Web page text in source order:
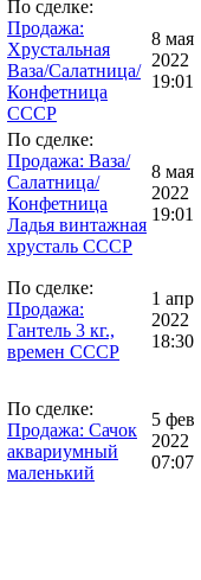
По сделке:
Продажа:
Хрустальная
Ваза/Салатница/
Конфетница
СССР
8 мая
2022
19:01
По сделке:
Продажа: Ваза/
Салатница/
Конфетница
Ладья винтажная
хрусталь СССР
8 мая
2022
19:01
По сделке:
Продажа:
Гантель 3 кг.,
времен СССР
1 апр
2022
18:30
По сделке:
Продажа: Сачок
аквариумный
маленький
5 фев
2022
07:07